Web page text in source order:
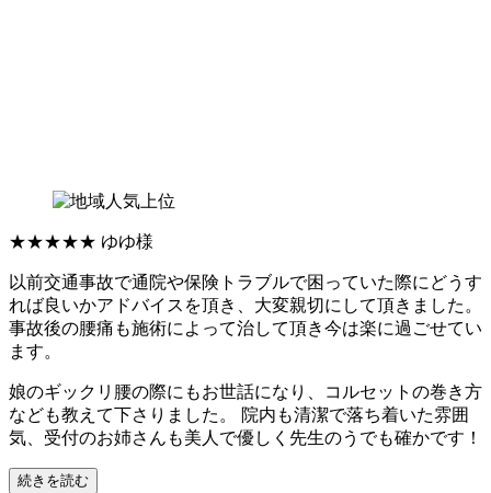
★★★★★ ゆゆ様
以前交通事故で通院や保険トラブルで困っていた際にどうす
れば良いかアドバイスを頂き、大変親切にして頂きました。
事故後の腰痛も施術によって治して頂き今は楽に過ごせてい
ます。
娘のギックリ腰の際にもお世話になり、コルセットの巻き方
なども教えて下さりました。 院内も清潔で落ち着いた雰囲
気、受付のお姉さんも美人で優しく先生のうでも確かです！
続きを読む